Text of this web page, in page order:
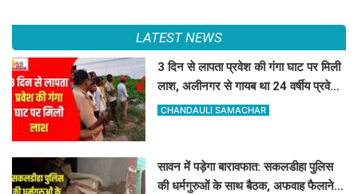
LATEST NEWS
3 दिन से लापता प्रवेश की गंगा घाट पर मिली
लाश, अलीनगर से गायब था 24 वर्षीय प्रवेश
कुमार
CHANDAULI SAMACHAR
सावन में पड़ेगा बारावफात: सकलडीहा पुलिस
की धर्मगुरुओं के साथ बैठक, अफवाह फैलाने